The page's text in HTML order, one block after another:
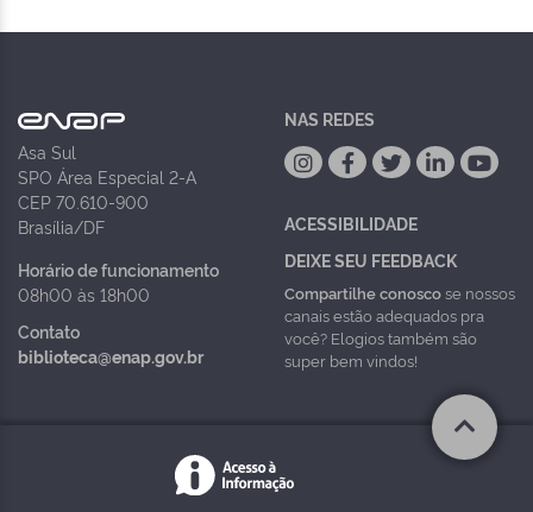
Asa Sul
SPO Área Especial 2-A
CEP 70.610-900
Brasília/DF
Horário de funcionamento
08h00 às 18h00
Contato
biblioteca@enap.gov.br
NAS REDES
ACESSIBILIDADE
DEIXE SEU FEEDBACK
Compartilhe conoscose nossos
canais estão adequados pra
você? Elogios também são
super bem vindos!